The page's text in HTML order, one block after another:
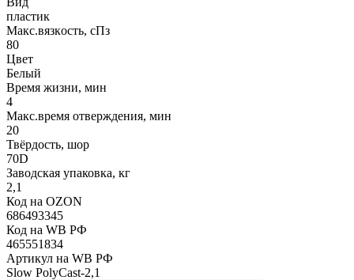
пластик
Макс.вязкoсть, сПз
80
Цвет
Белый
Время жизни, мин
4
Макс.время отверждения, мин
20
Твёрдость, шор
70D
Заводская упаковка, кг
2,1
Код на OZON
686493345
Код на WB РФ
465551834
Артикул на WB РФ
Slow PolyCast-2,1